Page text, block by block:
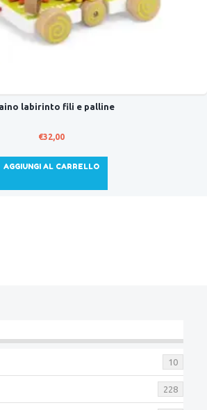
labirinto fili e palline
€32,00
AGGIUNGI AL CARRELLO
10
228